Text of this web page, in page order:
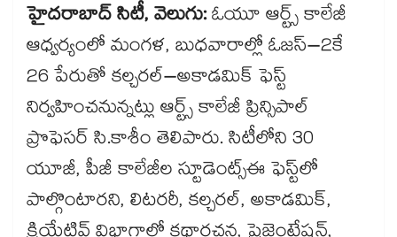
హైదరాబాద్​ సిటీ, వెలుగు:ఓయూ ఆర్ట్స్ కాలేజీ
ఆధ్వర్యంలో మంగళ, బుధవారాల్లో ఓజస్–2కే
26 పేరుతో కల్చరల్–అకాడమిక్ ఫెస్ట్
నిర్వహించనున్నట్లు ఆర్ట్స్ కాలేజీ ప్రిన్సిపాల్
ప్రొఫెసర్ సి.కాశీం తెలిపారు. సిటీలోని 30
యూజీ, పీజీ కాలేజీల స్టూడెంట్స్​ఈ ఫెస్ట్‌‌లో
పాల్గొంటారని, లిటరరీ, కల్చరల్, అకాడమిక్,